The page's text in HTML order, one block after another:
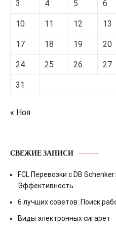
3 4 5 6
10 11 12 13
17 18 19 20
24 25 26 27
31
« Ноя
СВЕЖИЕ ЗАПИСИ
FCL Перевозки с DB
Эффективность
6 лучших советов: Поиск
Виды электронных сигарет